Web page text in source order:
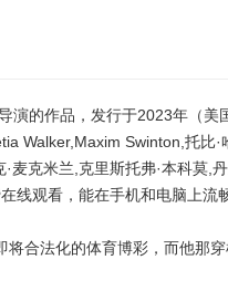
演的作品，发行于2023年（美
Walker,Maxim Swinton,托比
麦克米兰,克里斯托弗·本科莫,
线观看，能在手机和电脑上流
合法化的体育博彩，而他那